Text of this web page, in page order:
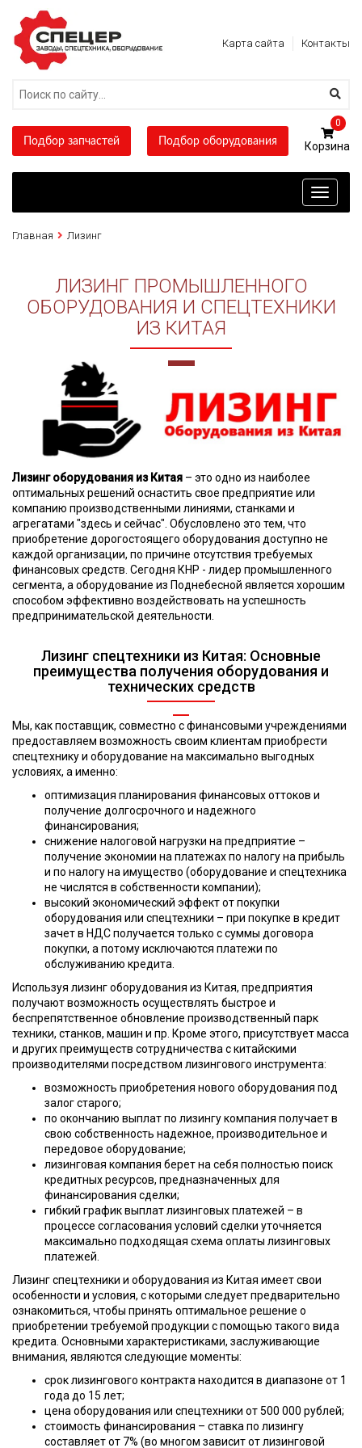
Карта сайта Контакты
Подбор запчастей Подбор оборудования
0
Toggle
Главная Лизинг
ЛИЗИНГ ПРОМЫШЛЕННОГО
ОБОРУДОВАНИЯ И СПЕЦТЕХНИКИ
ИЗ КИТАЯ
Лизинг оборудования из Китая – это одно из наиболее
оптимальных решений оснастить свое предприятие или
компанию производственными линиями, станками и
агрегатами "здесь и сейчас". Обусловлено это тем, что
приобретение дорогостоящего оборудования доступно не
каждой организации, по причине отсутствия требуемых
финансовых средств. Сегодня КНР - лидер промышленного
сегмента, а оборудование из Поднебесной является хорошим
способом эффективно воздействовать на успешность
предпринимательской деятельности.
Лизинг спецтехники из Китая: Основные
преимущества получения оборудования и
технических средств
Мы, как поставщик, совместно с финансовыми учреждениями
предоставляем возможность своим клиентам приобрести
спецтехнику и оборудование на максимально выгодных
условиях, а именно:
оптимизация планирования финансовых оттоков и
получение долгосрочного и надежного
финансирования;
снижение налоговой нагрузки на предприятие –
получение экономии на платежах по налогу на прибыль
и по налогу на имущество (оборудование и спецтехника
не числятся в собственности компании);
высокий экономический эффект от покупки
оборудования или спецтехники – при покупке в кредит
зачет в НДС получается только с суммы договора
покупки, а потому исключаются платежи по
обслуживанию кредита.
Используя лизинг оборудования из Китая, предприятия
получают возможность осуществлять быстрое и
беспрепятственное обновление производственный парк
техники, станков, машин и пр. Кроме этого, присутствует масса
и других преимуществ сотрудничества с китайскими
производителями посредством лизингового инструмента:
возможность приобретения нового оборудования под
залог старого;
по окончанию выплат по лизингу компания получает в
свою собственность надежное, производительное и
передовое оборудование;
лизинговая компания берет на себя полностью поиск
кредитных ресурсов, предназначенных для
финансирования сделки;
гибкий график выплат лизинговых платежей – в
процессе согласования условий сделки уточняется
максимально подходящая схема оплаты лизинговых
платежей.
Лизинг спецтехники и оборудования из Китая имеет свои
особенности и условия, с которыми следует предварительно
ознакомиться, чтобы принять оптимальное решение о
приобретении требуемой продукции с помощью такого вида
кредита. Основными характеристиками, заслуживающие
внимания, являются следующие моменты:
срок лизингового контракта находится в диапазоне от 1
года до 15 лет;
цена оборудования или спецтехники от 500 000 рублей;
стоимость финансирования – ставка по лизингу
составляет от 7% (во многом зависит от лизинговой